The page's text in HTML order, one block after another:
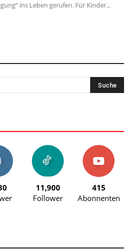
ins Leben gerufen. Für Kinder...
11,900
Follower
415
Abonnenten